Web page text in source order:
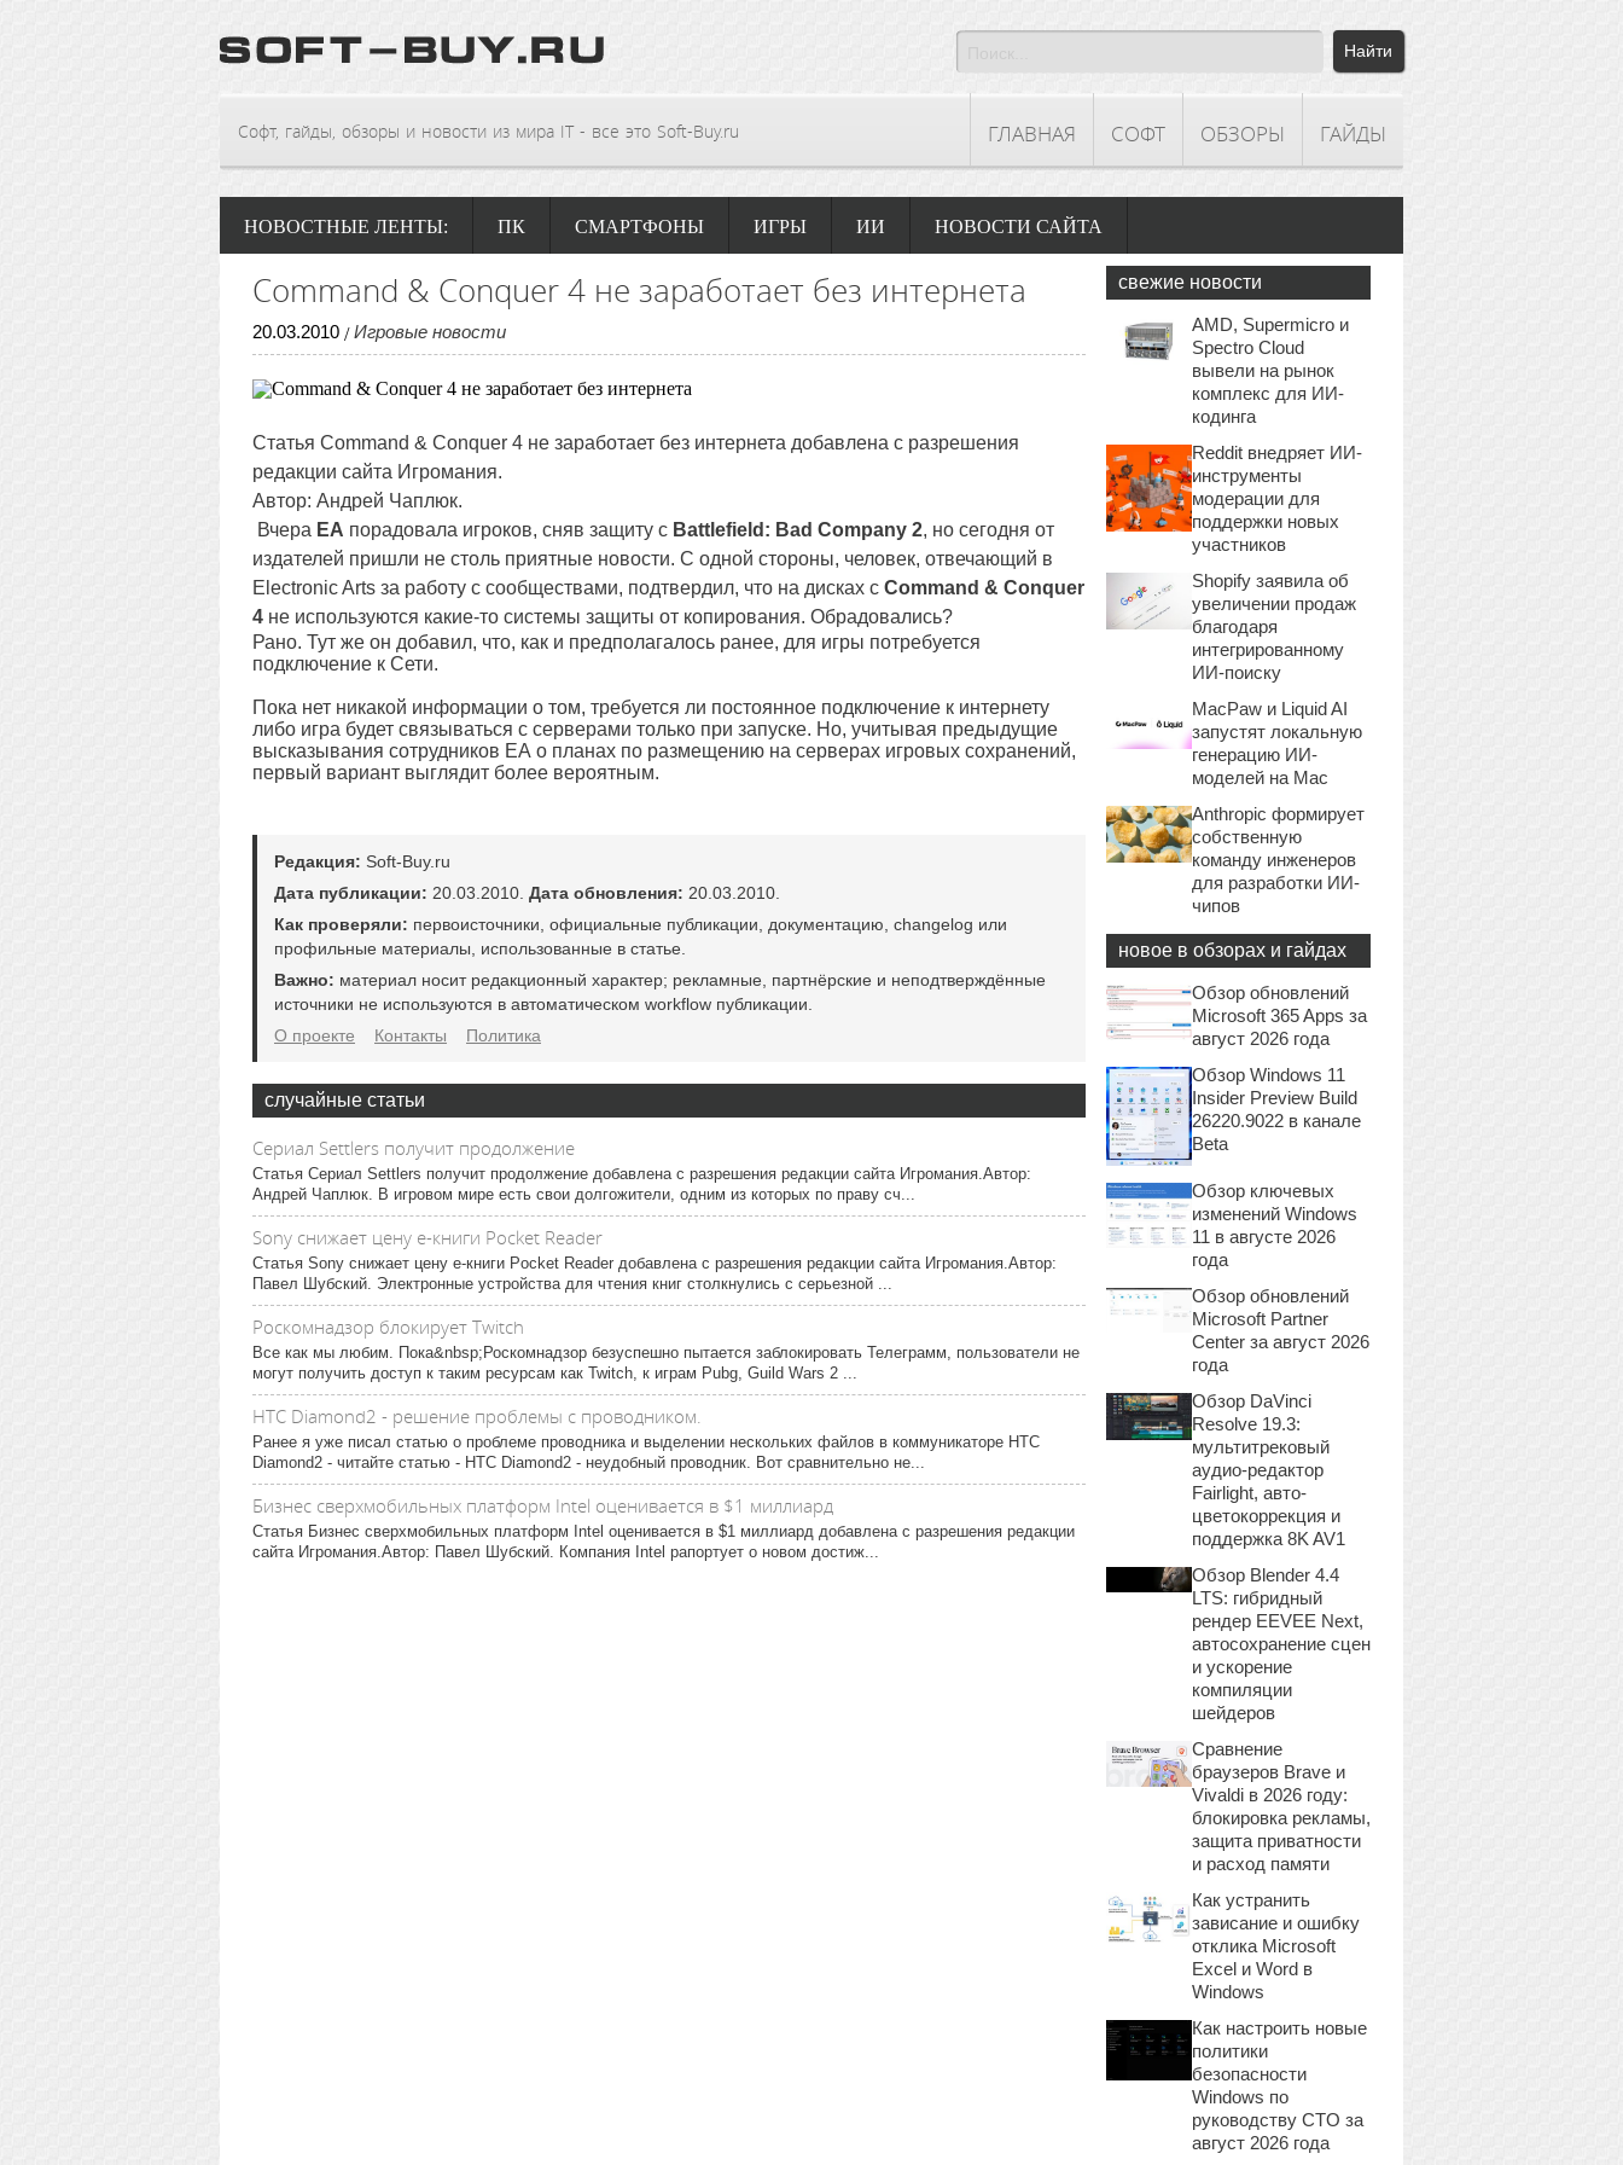
Софт, гайды, обзоры и новости из мира IT - все это Soft-Buy.ru ГЛАВНАЯ СОФТ ОБЗОРЫ ГАЙДЫ
НОВОСТНЫЕ ЛЕНТЫ: ПК СМАРТФОНЫ ИГРЫ ИИ НОВОСТИ САЙТА
Command & Conquer 4 не заработает без интернета
20.03.2010 / Игровые новости
Статья Command & Conquer 4 не заработает без интернета добавлена с разрешения
редакции сайта Игромания.
Автор: Андрей Чаплюк.
Вчера EA порадовала игроков, сняв защиту с Battlefield: Bad Company 2, но сегодня от
издателей пришли не столь приятные новости. С одной стороны, человек, отвечающий в
Electronic Arts за работу с сообществами, подтвердил, что на дисках с Command & Conquer
4 не используются какие-то системы защиты от копирования. Обрадовались?
Рано. Тут же он добавил, что, как и предполагалось ранее, для игры потребуется
подключение к Сети.
Пока нет никакой информации о том, требуется ли постоянное подключение к интернету
либо игра будет связываться с серверами только при запуске. Но, учитывая предыдущие
высказывания сотрудников ЕА о планах по размещению на серверах игровых сохранений,
первый вариант выглядит более вероятным.
Редакция: Soft-Buy.ru
Дата публикации: 20.03.2010. Дата обновления: 20.03.2010.
Как проверяли: первоисточники, официальные публикации, документацию, changelog или
профильные материалы, использованные в статье.
Важно: материал носит редакционный характер; рекламные, партнёрские и неподтверждённые
источники не используются в автоматическом workflow публикации.
О проекте
Контакты Политика
случайные статьи
Сериал Settlers получит продолжение
Статья Сериал Settlers получит продолжение добавлена с разрешения редакции сайта Игромания.Автор:
Андрей Чаплюк. В игровом мире есть свои долгожители, одним из которых по праву сч...
Sony снижает цену е-книги Pocket Reader
Статья Sony снижает цену е-книги Pocket Reader добавлена с разрешения редакции сайта Игромания.Автор:
Павел Шубский. Электронные устройства для чтения книг столкнулись с серьезной ...
Роскомнадзор блокирует Twitch
Все как мы любим. Пока&nbsp;Роскомнадзор безуспешно пытается заблокировать Телеграмм, пользователи не
могут получить доступ к таким ресурсам как Twitch, к играм Pubg, Guild Wars 2 ...
HTC Diamond2 - решение проблемы с проводником.
Ранее я уже писал статью о проблеме проводника и выделении нескольких файлов в коммуникаторе HTC
Diamond2 - читайте статью - HTC Diamond2 - неудобный проводник. Вот сравнительно не...
Бизнес сверхмобильных платформ Intel оценивается в $1 миллиард
Статья Бизнес сверхмобильных платформ Intel оценивается в $1 миллиард добавлена с разрешения редакции
сайта Игромания.Автор: Павел Шубский. Компания Intel рапортует о новом достиж...
свежие новости
AMD, Supermicro и
Spectro Cloud
вывели на рынок
комплекс для ИИ-
кодинга
Reddit внедряет ИИ-
инструменты
модерации для
поддержки новых
участников
Shopify заявила об
увеличении продаж
благодаря
интегрированному
ИИ-поиску
MacPaw и Liquid AI
запустят локальную
генерацию ИИ-
моделей на Mac
Anthropic формирует
собственную
команду инженеров
для разработки ИИ-
чипов
новое в обзорах и гайдах
Обзор обновлений
Microsoft 365 Apps за
август 2026 года
Обзор Windows 11
Insider Preview Build
26220.9022 в канале
Beta
Обзор ключевых
изменений Windows
11 в августе 2026
года
Обзор обновлений
Microsoft Partner
Center за август 2026
года
Обзор DaVinci
Resolve 19.3:
мультитрековый
аудио-редактор
Fairlight, авто-
цветокоррекция и
поддержка 8K AV1
Обзор Blender 4.4
LTS: гибридный
рендер EEVEE Next,
автосохранение сцен
и ускорение
компиляции
шейдеров
Сравнение
браузеров Brave и
Vivaldi в 2026 году:
блокировка рекламы,
защита приватности
и расход памяти
Как устранить
зависание и ошибку
отклика Microsoft
Excel и Word в
Windows
Как настроить новые
политики
безопасности
Windows по
руководству CTO за
август 2026 года